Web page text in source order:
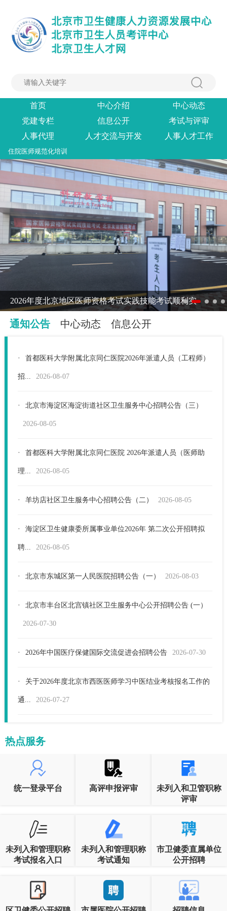
首页 中心介绍
中心动态
党建专栏
信息公开
考试与评审
人事代理
人才交流与开发 人事人才工作
住院医师规范化培训
2026年度北京地区医师资格考试实践技能考试顺利实
1
通知公告 中心动态 信息公开
· 首都医科大学附属北京同仁医院2026年派遣人员（工程师）
招... 2026-08-07
· 北京市海淀区海淀街道社区卫生服务中心招聘公告（三）
2026-08-05
· 首都医科大学附属北京同仁医院 2026年派遣人员（医师助
理... 2026-08-05
· 羊坊店社区卫生服务中心招聘公告（二） 2026-08-05
· 海淀区卫生健康委所属事业单位2026年 第二次公开招聘拟
聘... 2026-08-05
· 北京市东城区第一人民医院招聘公告（一） 2026-08-03
· 北京市丰台区北宫镇社区卫生服务中心公开招聘公告 (一）
2026-07-30
· 2026年中国医疗保健国际交流促进会招聘公告 2026-07-30
· 关于2026年度北京市西医医师学习中医结业考核报名工作的
通... 2026-07-27
热点服务
统一登录平台 高评申报评审
未列入和卫管职称
评审
未列入和管理职称
考试报名入口
未列入和管理职称
考试通知
市卫健委直属单位
公开招聘